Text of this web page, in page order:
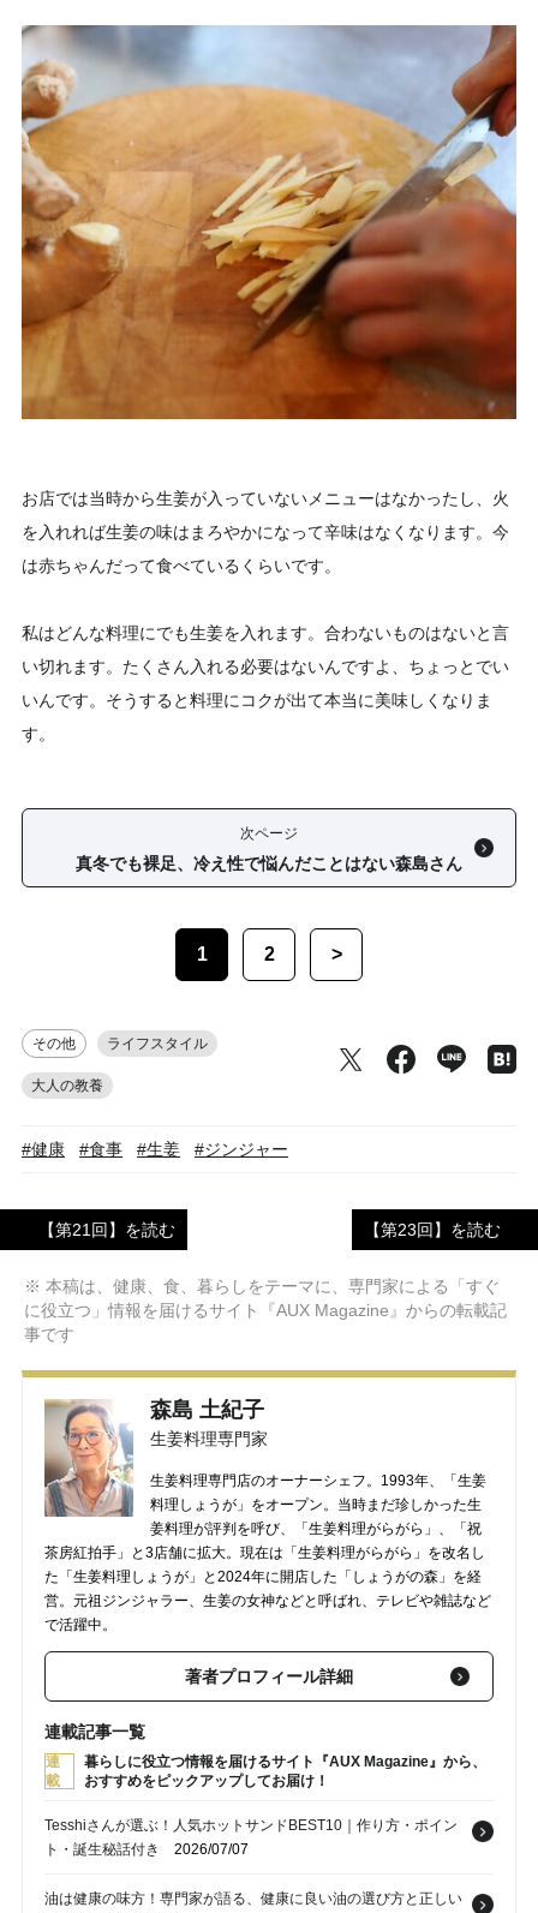
お店では当時から生姜が入っていないメニューはなかったし、火
を入れれば生姜の味はまろやかになって辛味はなくなります。今
は赤ちゃんだって食べているくらいです。
私はどんな料理にでも生姜を入れます。合わないものはないと言
い切れます。たくさん入れる必要はないんですよ、ちょっとでい
いんです。そうすると料理にコクが出て本当に美味しくなりま
す。
次ページ
真冬でも裸足、冷え性で悩んだことはない森島さん
1 2 >
その他 ライフスタイル
大人の教養
#健康 #食事 #生姜 #ジンジャー
【第21回】を読む 【第23回】を読む
※ 本稿は、健康、食、暮らしをテーマに、専門家による「すぐ
に役立つ」情報を届けるサイト『AUX Magazine』からの転載記
事です
森島 土紀子
生姜料理専門家
生姜料理専門店のオーナーシェフ。1993年、「生姜
料理しょうが」をオープン。当時まだ珍しかった生
姜料理が評判を呼び、「生姜料理がらがら」、「祝
茶房紅拍手」と3店舗に拡大。現在は「生姜料理がらがら」を改名し
た「生姜料理しょうが」と2024年に開店した「しょうがの森」を経
営。元祖ジンジャラー、生姜の女神などと呼ばれ、テレビや雑誌など
で活躍中。
著者プロフィール詳細
連載記事一覧
連
載
暮らしに役立つ情報を届けるサイト『AUX Magazine』から、
おすすめをピックアップしてお届け！
Tesshiさんが選ぶ！人気ホットサンドBEST10｜作り方・ポイン
ト・誕生秘話付き
2026/07/07
油は健康の味方！専門家が語る、健康に良い油の選び方と正しい